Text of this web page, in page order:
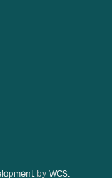
by WCS.